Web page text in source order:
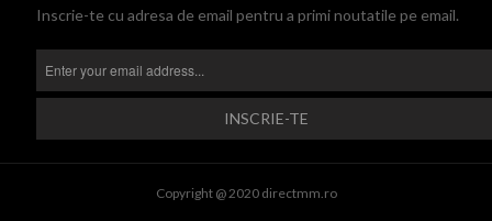
Inscrie-te cu adresa de email pentru a primi noutatile pe email.
Copyright @ 2020 directmm.ro